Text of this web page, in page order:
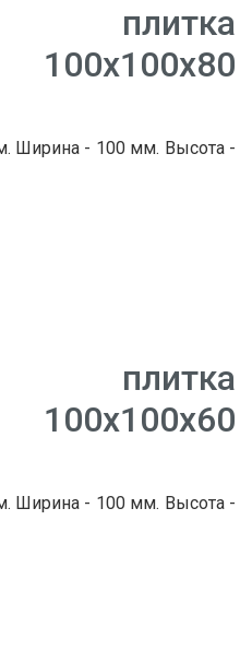
плитка
Ширина - 100 мм. Высота -
плитка
Ширина - 100 мм. Высота -